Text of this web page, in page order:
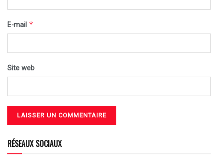
E-mail *
Site web
RÉSEAUX SOCIAUX